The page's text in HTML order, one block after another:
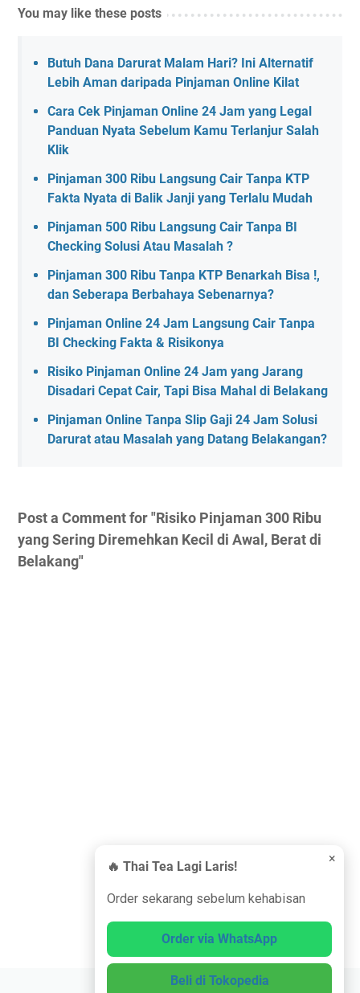
You may like these posts
Butuh Dana Darurat Malam Hari? Ini Alternatif
Lebih Aman daripada Pinjaman Online Kilat
Cara Cek Pinjaman Online 24 Jam yang Legal
Panduan Nyata Sebelum Kamu Terlanjur Salah
Klik
Pinjaman 300 Ribu Langsung Cair Tanpa KTP
Fakta Nyata di Balik Janji yang Terlalu Mudah
Pinjaman 500 Ribu Langsung Cair Tanpa BI
Checking Solusi Atau Masalah ?
Pinjaman 300 Ribu Tanpa KTP Benarkah Bisa !,
dan Seberapa Berbahaya Sebenarnya?
Pinjaman Online 24 Jam Langsung Cair Tanpa
BI Checking Fakta & Risikonya
Risiko Pinjaman Online 24 Jam yang Jarang
Disadari Cepat Cair, Tapi Bisa Mahal di Belakang
Pinjaman Online Tanpa Slip Gaji 24 Jam Solusi
Darurat atau Masalah yang Datang Belakangan?
Post a Comment for "Risiko Pinjaman 300 Ribu
yang Sering Diremehkan Kecil di Awal, Berat di
Belakang"
×
🔥 Thai Tea Lagi Laris!
Order sekarang sebelum kehabisan
Order via WhatsApp
Beli di Tokopedia